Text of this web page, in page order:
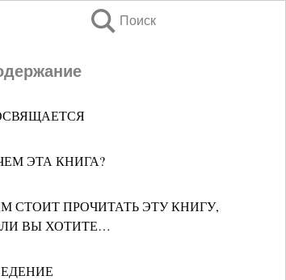
Поиск
ЭТА КНИГА?
СТОИТ ПРОЧИТАТЬ ЭТУ КНИГУ,
ВЫ ХОТИТЕ…